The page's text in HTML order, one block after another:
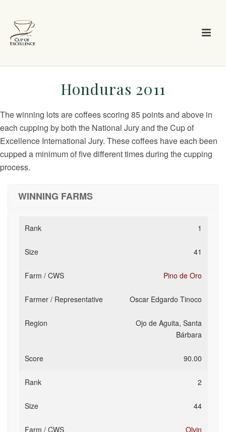
Honduras 2011
The winning lots are coffees scoring 85 points and above in
each cupping by both the National Jury and the Cup of
Excellence International Jury. These coffees have each been
cupped a minimum of five different times during the cupping
process.
WINNING FARMS
1
41
Pino de Oro
Oscar Edgardo Tinoco
Ojo de Aguita, Santa
Bárbara
90.00
2
44
Olvin